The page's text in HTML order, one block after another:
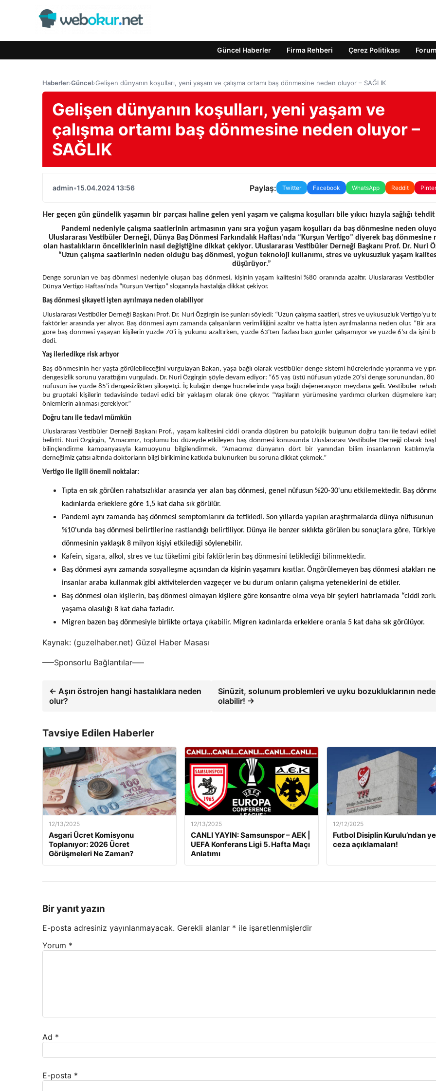
Güncel Haberler Firma Rehberi Çerez Politikası Forum
Haberler›Güncel›Gelişen dünyanın koşulları, yeni yaşam ve çalışma ortamı baş dönmesine neden oluyor – SAĞLIK
Gelişen dünyanın koşulları, yeni yaşam ve
çalışma ortamı baş dönmesine neden oluyor –
SAĞLIK
admin•15.04.2024 13:56 Paylaş: Twitter Facebook WhatsApp Reddit
Her geçen gün gündelik yaşamın bir parçası haline gelen yeni yaşam ve çalışma koşulları bile yıkıcı hızıyla sağlığı
Pandemi nedeniyle çalışma saatlerinin artmasının yanı sıra yoğun yaşam koşulları da baş dönmesine neden
Uluslararası Vestibüler Derneği, Dünya Baş Dönmesi Farkındalık Haftası'nda “Kurşun Vertigo” diyerek baş dönmesine
olan hastalıkların önceliklerinin nasıl değiştiğine dikkat çekiyor. Uluslararası Vestibüler Derneği Başkanı Prof. Dr. Nuri
“Uzun çalışma saatlerinin neden olduğu baş dönmesi, yoğun teknoloji kullanımı, stres ve uykusuzluk yaşam
düşürüyor.”
Denge sorunları ve baş dönmesi nedeniyle oluşan baş dönmesi, kişinin yaşam kalitesini %80 oranında azaltır. Uluslararası Vestibüler
Dünya Vertigo Haftası'nda “Kurşun Vertigo” sloganıyla hastalığa dikkat çekiyor.
Baş dönmesi şikayeti işten ayrılmaya neden olabiliyor
Uluslararası Vestibüler Derneği Başkanı Prof. Dr. Nuri Özgirgin ise şunları söyledi: “Uzun çalışma saatleri, stres ve uykusuzluk Vertigo'yu
faktörler arasında yer alıyor. Baş dönmesi aynı zamanda çalışanların verimliliğini azaltır ve hatta işten ayrılmalarına neden olur. “Bir
göre baş dönmesi yaşayan kişilerin yüzde 70'i iş yükünü azaltırken, yüzde 63'ten fazlası bazı günler çalışamıyor ve yüzde 6'sı da işini
dedi.
Yaş ilerledikçe risk artıyor
Baş dönmesinin her yaşta görülebileceğini vurgulayan Bakan, yaşa bağlı olarak vestibüler denge sistemi hücrelerinde yıpranma ve
dengesizlik sorunu yarattığını vurguladı. Dr. Nuri Özgirgin şöyle devam ediyor: “65 yaş üstü nüfusun yüzde 20'si denge sorunundan, 80
nüfusun ise yüzde 85'i dengesizlikten şikayetçi. İç kulağın denge hücrelerinde yaşa bağlı dejenerasyon meydana gelir. Vestibüler
bu gruptaki kişilerin tedavisinde tedavi edici bir yaklaşım olarak öne çıkıyor. “Yaşlıların yürümesine yardımcı olurken düşmelere
önlemlerin alınması gerekiyor.”
Doğru tanı ile tedavi mümkün
Uluslararası Vestibüler Derneği Başkanı Prof., yaşam kalitesini ciddi oranda düşüren bu patolojik bulgunun doğru tanı ile tedavi
belirtti. Nuri Özgirgin, “Amacımız, toplumu bu düzeyde etkileyen baş dönmesi konusunda Uluslararası Vestibüler Derneği olarak
bilinçlendirme kampanyasıyla kamuoyunu bilgilendirmek. “Amacımız dünyanın dört bir yanından bilim insanlarının
derneğimiz çatısı altında doktorların bilgi birikimine katkıda bulunurken bu soruna dikkat çekmek.”
Vertigo ile ilgili önemli noktalar:
Tıpta en sık görülen rahatsızlıklar arasında yer alan baş dönmesi, genel nüfusun %20-30'unu etkilemektedir. Baş
kadınlarda erkeklere göre 1,5 kat daha sık görülür.
Pandemi aynı zamanda baş dönmesi semptomlarını da tetikledi. Son yıllarda yapılan araştırmalarda dünya nüfusunun
%10'unda baş dönmesi belirtilerine rastlandığı belirtiliyor. Dünya ile benzer sıklıkta görülen bu sonuçlara göre,
dönmesinin yaklaşık 8 milyon kişiyi etkilediği söylenebilir.
Kafein, sigara, alkol, stres ve tuz tüketimi gibi faktörlerin baş dönmesini tetiklediği bilinmektedir.
Baş dönmesi aynı zamanda sosyalleşme açısından da kişinin yaşamını kısıtlar. Öngörülemeyen baş dönmesi atakları
insanlar araba kullanmak gibi aktivitelerden vazgeçer ve bu durum onların çalışma yeteneklerini de etkiler.
Baş dönmesi olan kişilerin, baş dönmesi olmayan kişilere göre konsantre olma veya bir şeyleri hatırlamada “ciddi
yaşama olasılığı 8 kat daha fazladır.
Migren bazen baş dönmesiyle birlikte ortaya çıkabilir. Migren kadınlarda erkeklere oranla 5 kat daha sık görülüyor.
Kaynak: (guzelhaber.net) Güzel Haber Masası
—–Sponsorlu Bağlantılar—–
← Aşırı östrojen hangi hastalıklara neden
olur?
Sinüzit, solunum problemleri ve uyku bozukluklarının
olabilir! →
Tavsiye Edilen Haberler
12/13/2025
Asgari Ücret Komisyonu
Toplanıyor: 2026 Ücret
Görüşmeleri Ne Zaman?
12/13/2025
CANLI YAYIN: Samsunspor – AEK |
UEFA Konferans Ligi 5. Hafta Maçı
Anlatımı
12/12/2025
Futbol Disiplin Kurulu’ndan
ceza açıklamaları!
Bir yanıt yazın
E-posta adresiniz yayınlanmayacak. Gerekli alanlar * ile işaretlenmişlerdir
Yorum *
Ad *
E-posta *